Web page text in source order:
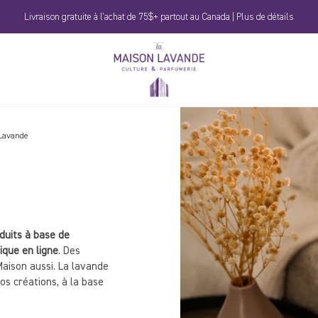
Livraison gratuite à l'achat de 75$+ partout au Canada | Plus de détails
La
Maison
Lavande
à base de
en ligne. Des
aussi. La lavande
créations, à la base